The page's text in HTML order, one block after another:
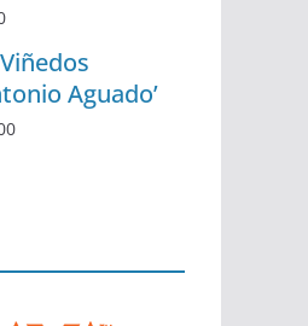
Aguado’